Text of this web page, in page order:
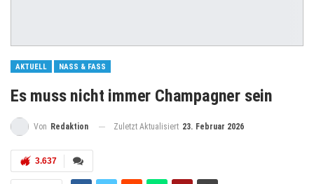
AKTUELL NASS & FASS
Es muss nicht immer Champagner sein
Von Redaktion Zuletzt Aktualisiert 23. Februar 2026
3.637